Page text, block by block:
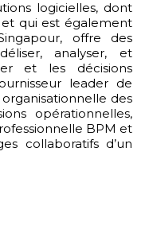
logicielles, dont
et qui est également
offre des
analyser, et
et les décisions
leader de
des
opérationnelles,
BPM et
collaboratifs d’un